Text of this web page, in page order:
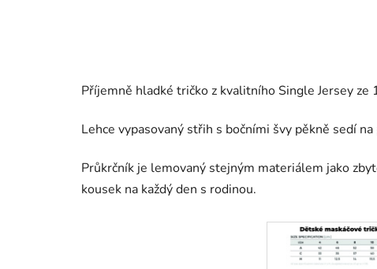
Příjemně hladké tričko z kvalitního Single Jersey
Lehce vypasovaný střih s bočními švy pěkně sedí
Průkrčník je lemovaný stejným materiálem jako
kousek na každý den s rodinou.